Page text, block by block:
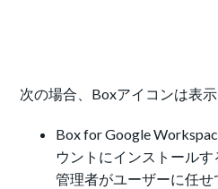
次の場合、Boxアイコンは表示
Box for Google
ウントにインストール
管理者がユーザーに任せ